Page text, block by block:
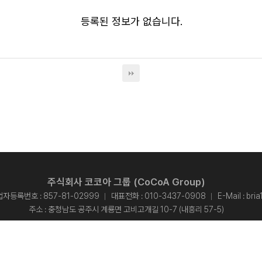
등록된 정보가 없습니다.
주식회사 코코아 그룹 (CoCoA Group)
자등록번호 : 857-81-02999 대표전화 : 010-3437-0908 E-Mail :
주소 : 충청남도 공주시 계룡면 고비고개길 10-7 (내흥리 57-5)